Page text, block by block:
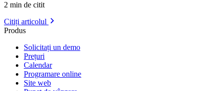
2 min de citit
Citiți articolul
Produs
Solicitați un demo
Prețuri
Calendar
Programare online
Site web